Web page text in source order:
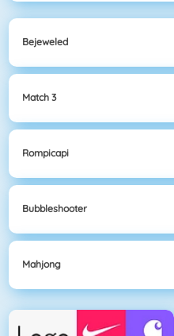
Bejeweled
Match 3
Rompicapi
Bubbleshooter
Mahjong